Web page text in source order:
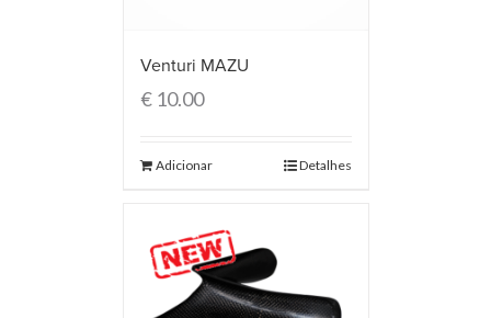
Venturi MAZU
€10.00
Adicionar Detalhes